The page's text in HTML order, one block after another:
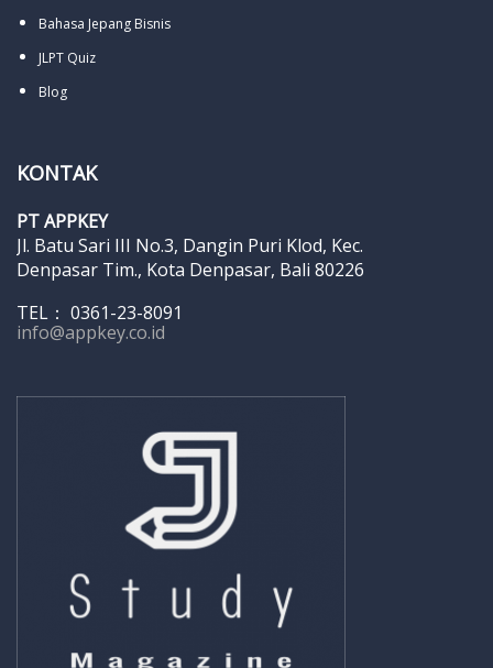
Bahasa Jepang Bisnis
JLPT Quiz
Blog
KONTAK
PT APPKEY
Jl. Batu Sari III No.3, Dangin Puri Klod, Kec.
Denpasar Tim., Kota Denpasar, Bali 80226
TEL： 0361-23-8091
info@appkey.co.id